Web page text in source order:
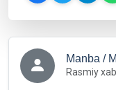
Manba /
Rasmiy